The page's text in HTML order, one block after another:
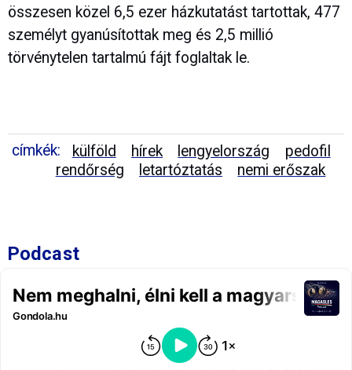
összesen közel 6,5 ezer házkutatást tartottak, 477
személyt gyanúsítottak meg és 2,5 millió
törvénytelen tartalmú fájt foglaltak le.
címkék: külföld hírek lengyelország
pedofil
rendőrség
letartóztatás nemi erőszak
Podcast